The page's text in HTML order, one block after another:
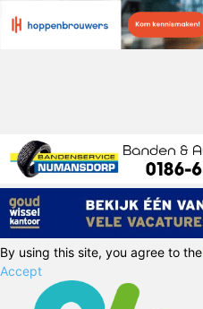
By using this site, you agree to the
Accept